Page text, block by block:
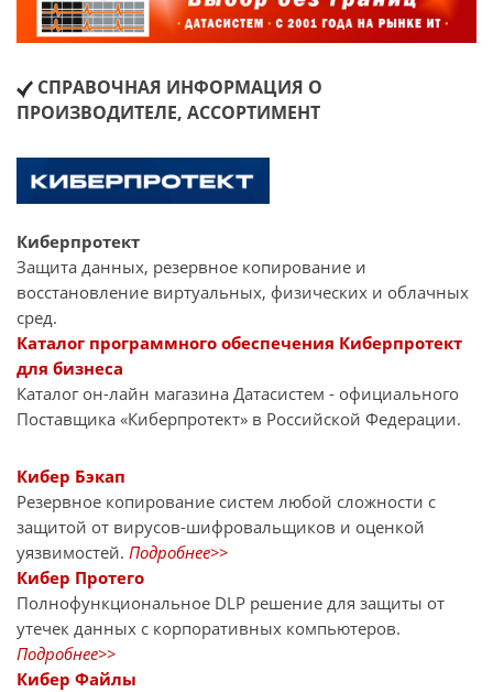
СПРАВОЧНАЯ ИНФОРМАЦИЯ О
ПРОИЗВОДИТЕЛЕ, АССОРТИМЕНТ
Киберпротект
Защита данных, резервное копирование и
восстановление виртуальных, физических и облачных
сред.
Каталог программного обеспечения Киберпротект
для бизнеса
Каталог он-лайн магазина Датасиcтем - официального
Поставщика «Киберпротект» в Российской Федерации.
Кибер Бэкап
Резервное копирование систем любой сложности с
защитой от вирусов-шифровальщиков и оценкой
уязвимостей. Подробнее>>
Кибер Протего
Полнофункциональное DLP решение для защиты от
утечек данных с корпоративных компьютеров.
Подробнее>>
Кибер Файлы